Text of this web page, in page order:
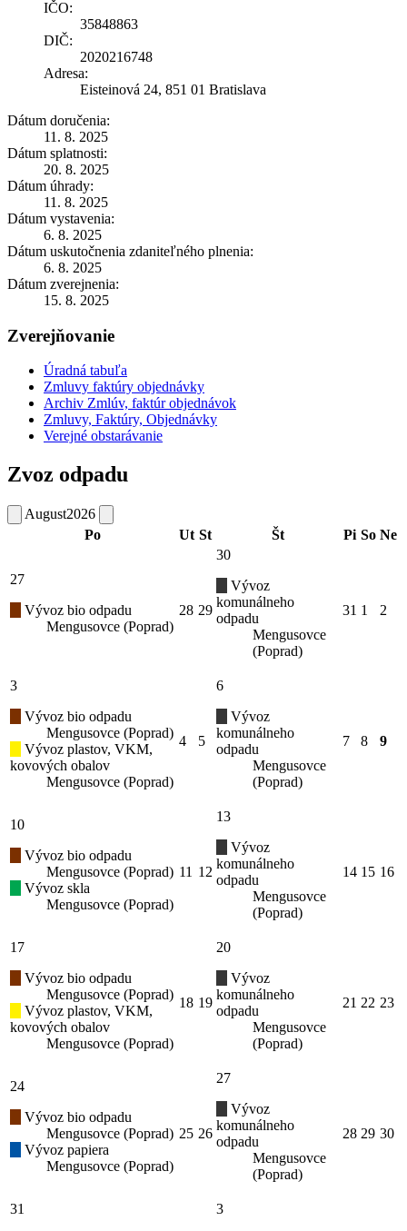
IČO:
35848863
DIČ:
2020216748
Adresa:
Eisteinová 24, 851 01 Bratislava
Dátum doručenia:
11. 8. 2025
Dátum splatnosti:
20. 8. 2025
Dátum úhrady:
11. 8. 2025
Dátum vystavenia:
6. 8. 2025
Dátum uskutočnenia zdaniteľného plnenia:
6. 8. 2025
Dátum zverejnenia:
15. 8. 2025
Zverejňovanie
Úradná tabuľa
Zmluvy faktúry objednávky
Archiv Zmlúv, faktúr objednávok
Zmluvy, Faktúry, Objednávky
Verejné obstarávanie
Zvoz odpadu
August2026
Po
Ut St Št Pi So Ne
27
Vývoz bio odpadu
Mengusovce (Poprad)
28 29
30
Vývoz
komunálneho
odpadu
Mengusovce
(Poprad)
31 1 2
3
Vývoz bio odpadu
Mengusovce (Poprad)
Vývoz plastov, VKM,
kovových obalov
Mengusovce (Poprad)
4 5
6
Vývoz
komunálneho
odpadu
Mengusovce
(Poprad)
7 8 9
10
Vývoz bio odpadu
Mengusovce (Poprad)
Vývoz skla
Mengusovce (Poprad)
11 12
13
Vývoz
komunálneho
odpadu
Mengusovce
(Poprad)
14 15 16
17
Vývoz bio odpadu
Mengusovce (Poprad)
Vývoz plastov, VKM,
kovových obalov
Mengusovce (Poprad)
18 19
20
Vývoz
komunálneho
odpadu
Mengusovce
(Poprad)
21 22 23
24
Vývoz bio odpadu
Mengusovce (Poprad)
Vývoz papiera
Mengusovce (Poprad)
25 26
27
Vývoz
komunálneho
odpadu
Mengusovce
(Poprad)
28 29 30
31
3